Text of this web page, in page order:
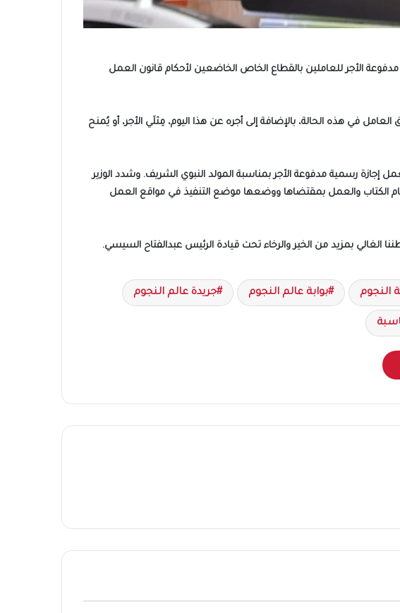
أن يوم الخميس الموافق 4 سبتمبر 2025 سيكون إجازة رسمية مدفوعة الأجر للعاملين بالقطاع الخاص الخاضعين لأحكام قانون العمل
في هذه الحالة، بالإضافة إلى أجره عن هذا اليوم، مِثلَي الأجر، أو يُمنح
الخاضعين لأحكام قانون العمل إجازة رسمية مدفوعة الأجر بمناسبة المولد النبوي الشريف. وشدد الوزير
الكتاب والعمل بمقتضاها ووضعها موضع التنفيذ في مواقع العمل
الغالي بمزيد من الخير والرخاء تحت قيادة الرئيس عبدالفتاح السيسي.
النجوم بوابة عالم النجوم جريدة عالم النجوم